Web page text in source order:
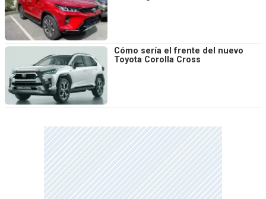
Cómo sería el frente del nuevo
Toyota Corolla Cross